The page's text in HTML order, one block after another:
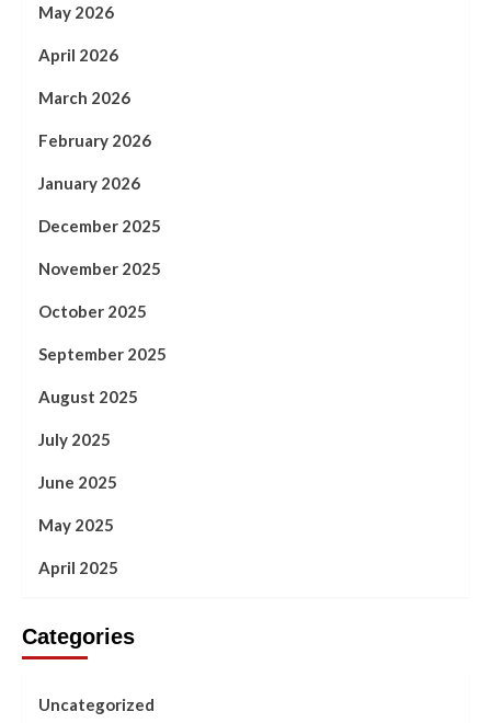
May 2026
April 2026
March 2026
February 2026
January 2026
December 2025
November 2025
October 2025
September 2025
August 2025
July 2025
June 2025
May 2025
April 2025
Categories
Uncategorized